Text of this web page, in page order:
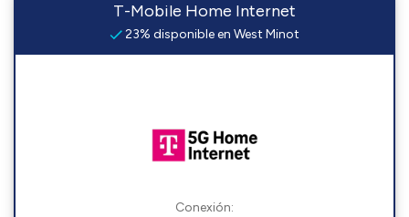
T-Mobile Home Internet
23% disponible en West Minot
Conexión: